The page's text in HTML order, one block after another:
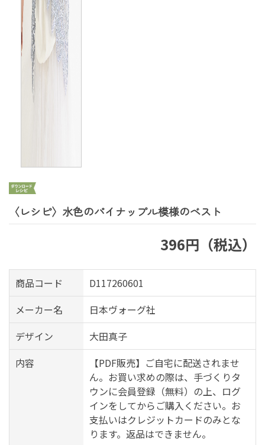
〈レシピ〉水色のパイナップル模様のベスト
396円（税込）
商品コード
D117260601
メーカー名
日本ヴォーグ社
デザイン
大田真子
内容
【PDF販売】ご自宅に配送されませ
ん。お買い求めの際は、手づくりタ
ウンに会員登録（無料）の上、ログ
インをしてからご購入ください。お
支払いはクレジットカードのみとな
ります。返品はできません。